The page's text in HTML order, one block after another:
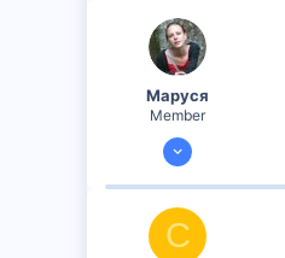
Маруся
Member
16 Мар 2024
С